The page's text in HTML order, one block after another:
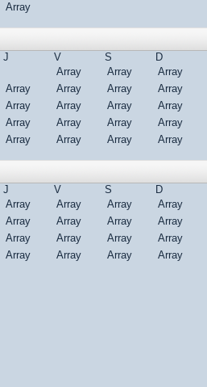
Array
J V S
D
Array
Array
Array
Array Array Array
Array
Array Array Array
Array
Array Array Array
Array
Array Array Array Array
J V S
D
Array Array Array
Array
Array Array Array
Array
Array Array Array
Array
Array Array Array
Array